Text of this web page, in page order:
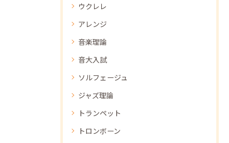
ウクレレ
アレンジ
音楽理論
音大入試
ソルフェージュ
ジャズ理論
トランペット
トロンボーン